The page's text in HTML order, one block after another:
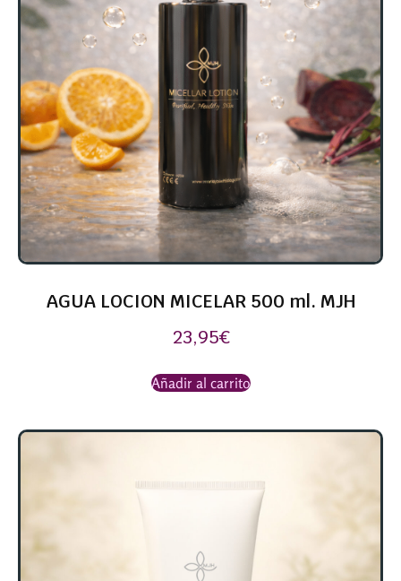
AGUA LOCION MICELAR 500 ml. MJH
23,95€
Añadir al carrito